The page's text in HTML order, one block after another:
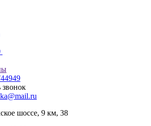
звонок
шоссе, 9 км, 38